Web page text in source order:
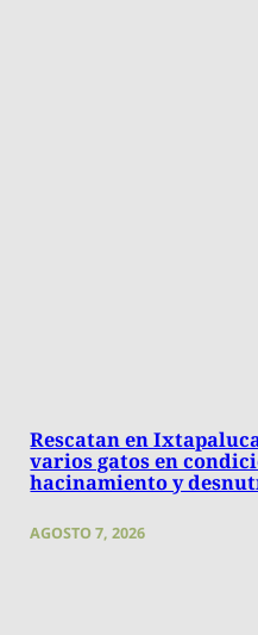
Rescatan en
varios gatos en
hacinamiento y
AGOSTO 7, 2026